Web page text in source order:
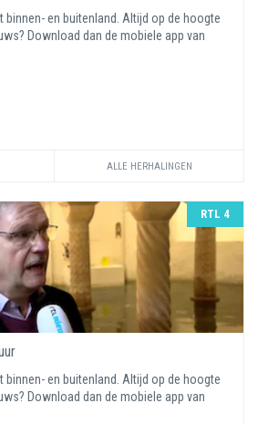
binnen- en buitenland. Altijd op de hoogte
Download dan de mobiele app van
ALLE HERHALINGEN
RTL 4
binnen- en buitenland. Altijd op de hoogte
Download dan de mobiele app van